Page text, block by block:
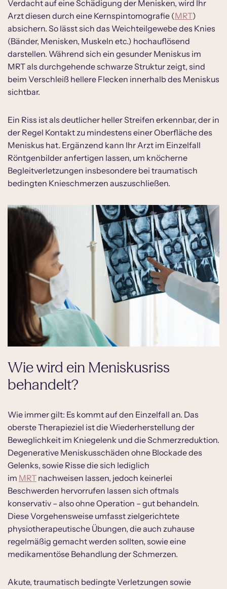
Verdacht auf eine Schädigung der Menisken, wird Ihr
Arzt diesen durch eine Kernspintomografie (MRT)
absichern. So lässt sich das Weichteilgewebe des Knies
(Bänder, Menisken, Muskeln etc.) hochauflösend
darstellen. Während sich ein gesunder Meniskus im
MRT als durchgehende schwarze Struktur zeigt, sind
beim Verschleiß hellere Flecken innerhalb des Meniskus
sichtbar.
Ein Riss ist als deutlicher heller Streifen erkennbar, der in
der Regel Kontakt zu mindestens einer Oberfläche des
Meniskus hat. Ergänzend kann Ihr Arzt im Einzelfall
Röntgenbilder anfertigen lassen, um knöcherne
Begleitverletzungen insbesondere bei traumatisch
bedingten Knieschmerzen auszuschließen.
Wie wird ein Meniskusriss
behandelt?
Wie immer gilt: Es kommt auf den Einzelfall an. Das
oberste Therapieziel ist die Wiederherstellung der
Beweglichkeit im Kniegelenk und die Schmerzreduktion.
Degenerative Meniskusschäden ohne Blockade des
Gelenks, sowie Risse die sich lediglich
im MRT nachweisen lassen, jedoch keinerlei
Beschwerden hervorrufen lassen sich oftmals
konservativ – also ohne Operation – gut behandeln.
Diese Vorgehensweise umfasst zielgerichtete
physiotherapeutische Übungen, die auch zuhause
regelmäßig gemacht werden sollten, sowie eine
medikamentöse Behandlung der Schmerzen.
Akute, traumatisch bedingte Verletzungen sowie